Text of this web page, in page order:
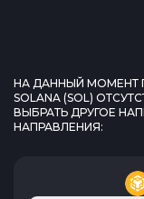
НА ДАННЫЙ МОМЕНТ
SOLANA (SOL)
ВЫБРАТЬ ДРУГОЕ
НАПРАВЛЕНИЯ: